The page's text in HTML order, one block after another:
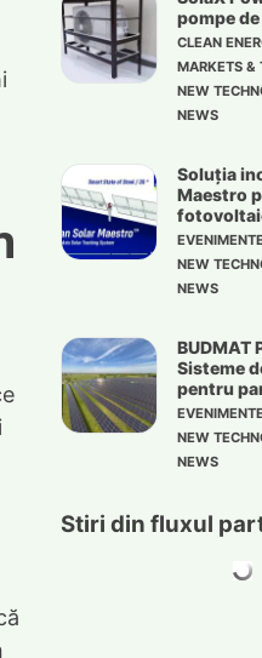
pompe
CLEAN
MARKETS &
NEW
NEWS
Soluția
Maestro
urmărire
NEW
NEWS
BUDMAT
Sisteme
pentru
de mari
NEW
NEWS
Stiri din fluxul